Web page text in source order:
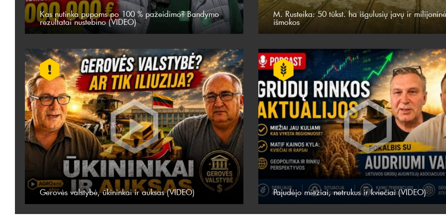
Kas nutinka pupoms po 100 % pažeidimo? Bandymo
rezultatai nustebino (VIDEO)
M. Rusteika: 50 tūkst. ha išgulusių javų ir
išmokos
Gerovės valstybė, ūkininkai ir auksas (VIDEO) Pajudėjo miežiai, netrukus ir kviečiai (VIDEO)